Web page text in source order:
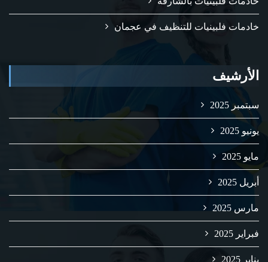
خادمات فلبينيات للتنظيف في عجمان
الأرشيف
سبتمبر 2025
يونيو 2025
مايو 2025
أبريل 2025
مارس 2025
فبراير 2025
يناير 2025